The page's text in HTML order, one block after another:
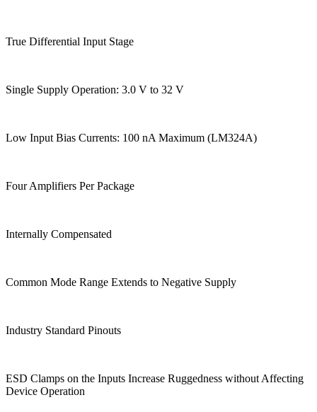
True Differential Input Stage
Single Supply Operation: 3.0 V to 32 V
Low Input Bias Currents: 100 nA Maximum (LM324A)
Four Amplifiers Per Package
Internally Compensated
Common Mode Range Extends to Negative Supply
Industry Standard Pinouts
ESD Clamps on the Inputs Increase Ruggedness without Affecting
Device Operation